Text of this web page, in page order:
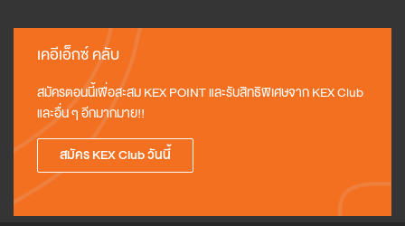
เคอีเอ็กซ์ คลับ
สมัครตอนนี้เพื่อสะสม KEX POINT และรับสิทธิพิเศษจาก KEX Club
และอื่น ๆ อีกมากมาย!!
สมัคร KEX Club วันนี้